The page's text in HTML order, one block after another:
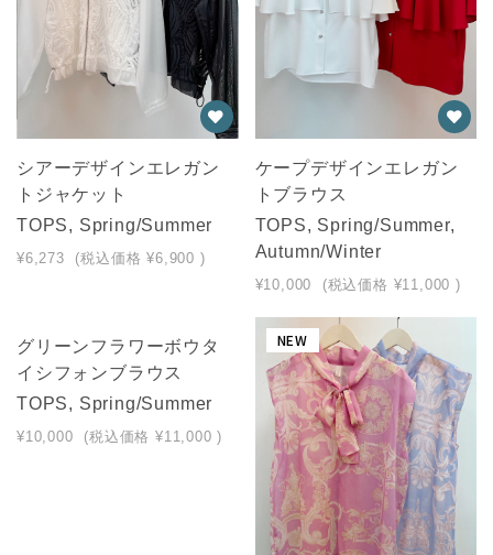
シアーデザインエレガン
トジャケット
TOPS, Spring/Summer
¥6,273 (税込価格 ¥6,900 )
ケープデザインエレガン
トブラウス
TOPS, Spring/Summer,
Autumn/Winter
¥10,000 (税込価格 ¥11,000 )
NEW
グリーンフラワーボウタ
イシフォンブラウス
TOPS, Spring/Summer
¥10,000 (税込価格 ¥11,000 )
NEW